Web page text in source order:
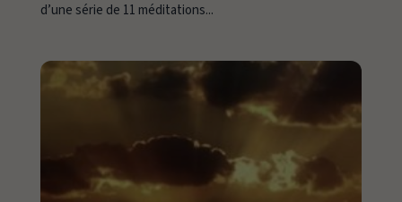
d’une série de 11 méditations...